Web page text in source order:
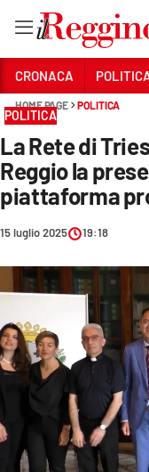
Sezioni
CRONACA
POLITICA
SANITÀ
AMBIENTE
CULTURA
ECONOMIA E LAVORO
EVENTI
SPORT
CRONACA
HOME PAGE POLITICA
POLITICA
La Rete di
Reggio la
piattaforma
15 luglio 2025 19:18